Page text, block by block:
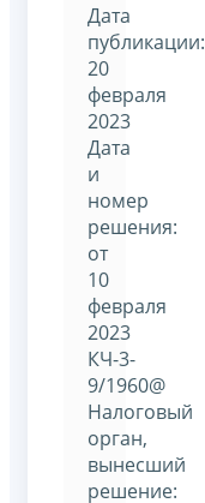
Дата
публикации:
20
февраля
2023
Дата
и
номер
решения:
от
10
февраля
2023
КЧ-3-
9/1960@
Налоговый
орган,
вынесший
решение: